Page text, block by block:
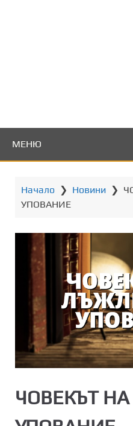
е
МЕНЮ
Начало ❯ Новини ❯
УПОВАНИЕ
ЧОВЕКЪТ